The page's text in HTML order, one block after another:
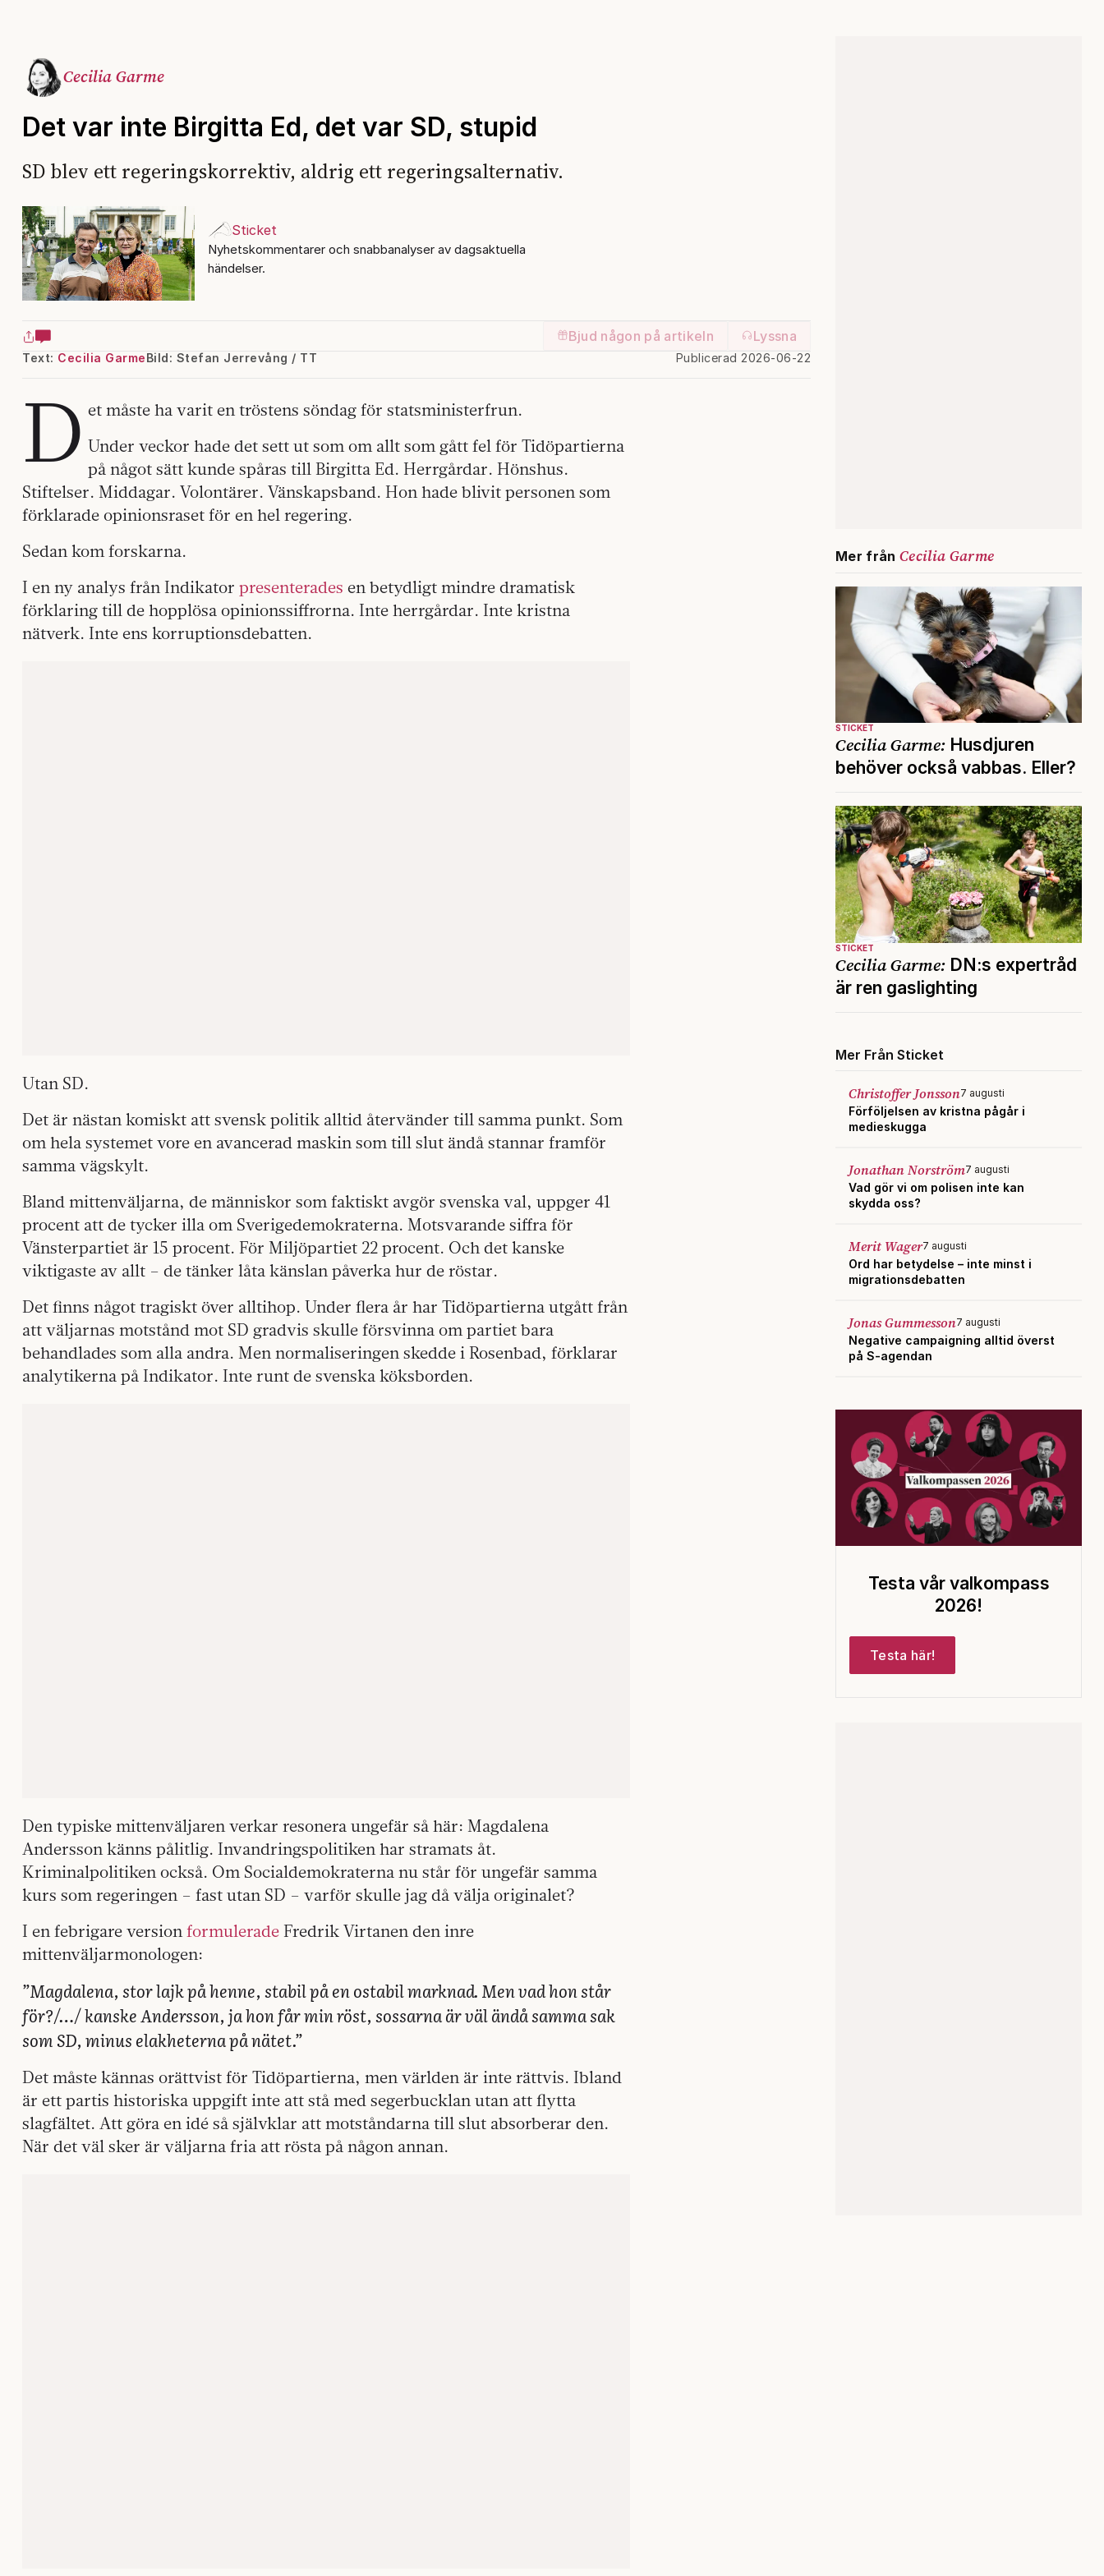
Cecilia Garme
Det var inte Birgitta Ed, det var SD, stupid
SD blev ett regeringskorrektiv, aldrig ett regeringsalternativ.
Sticket
Nyhetskommentarer och snabbanalyser av dagsaktuella
händelser.
Bjud någon på artikeln Lyssna
Text: Cecilia Garme Publicerad 2026-06-22
Bild: Stefan Jerrevång / TT
D et måste ha varit en tröstens söndag för statsministerfrun.
Under veckor hade det sett ut som om allt som gått fel för Tidöpartierna
på något sätt kunde spåras till Birgitta Ed. Herrgårdar. Hönshus.
Stiftelser. Middagar. Volontärer. Vänskapsband. Hon hade blivit personen som
förklarade opinionsraset för en hel regering.
Sedan kom forskarna.
I en ny analys från Indikator presenterades en betydligt mindre dramatisk
förklaring till de hopplösa opinionssiffrorna. Inte herrgårdar. Inte kristna
nätverk. Inte ens korruptionsdebatten.
Utan SD.
Det är nästan komiskt att svensk politik alltid återvänder till samma punkt. Som
om hela systemet vore en avancerad maskin som till slut ändå stannar framför
samma vägskylt.
Bland mittenväljarna, de människor som faktiskt avgör svenska val, uppger 41
procent att de tycker illa om Sverigedemokraterna. Motsvarande siffra för
Vänsterpartiet är 15 procent. För Miljöpartiet 22 procent. Och det kanske
viktigaste av allt – de tänker låta känslan påverka hur de röstar.
Det finns något tragiskt över alltihop. Under flera år har Tidöpartierna utgått från
att väljarnas motstånd mot SD gradvis skulle försvinna om partiet bara
behandlades som alla andra. Men normaliseringen skedde i Rosenbad, förklarar
analytikerna på Indikator. Inte runt de svenska köksborden.
Den typiske mittenväljaren verkar resonera ungefär så här: Magdalena
Andersson känns pålitlig. Invandringspolitiken har stramats åt.
Kriminalpolitiken också. Om Socialdemokraterna nu står för ungefär samma
kurs som regeringen – fast utan SD – varför skulle jag då välja originalet?
I en febrigare versionformulerade Fredrik Virtanen den inre
mittenväljarmonologen:
”Magdalena, stor lajk på henne, stabil på en ostabil marknad. Men vad hon står
för?/…/ kanske Andersson, ja hon får min röst, sossarna är väl ändå samma sak
som SD, minus elakheterna på nätet.”
Det måste kännas orättvist för Tidöpartierna, men världen är inte rättvis. Ibland
är ett partis historiska uppgift inte att stå med segerbucklan utan att flytta
slagfältet. Att göra en idé så självklar att motståndarna till slut absorberar den.
När det väl sker är väljarna fria att rösta på någon annan.
Mer från Cecilia Garme
STICKET
Cecilia Garme: Husdjuren
behöver också vabbas. Eller?
STICKET
Cecilia Garme: DN:s expertråd
är ren gaslighting
Mer Från Sticket
Christoffer Jonsson7 augusti
Förföljelsen av kristna pågår i
medieskugga
Jonathan Norström7 augusti
Vad gör vi om polisen inte kan
skydda oss?
Merit Wager7 augusti
Ord har betydelse – inte minst i
migrationsdebatten
Jonas Gummesson7 augusti
Negative campaigning alltid överst
på S-agendan
Testa vår valkompass
2026!
Testa här!